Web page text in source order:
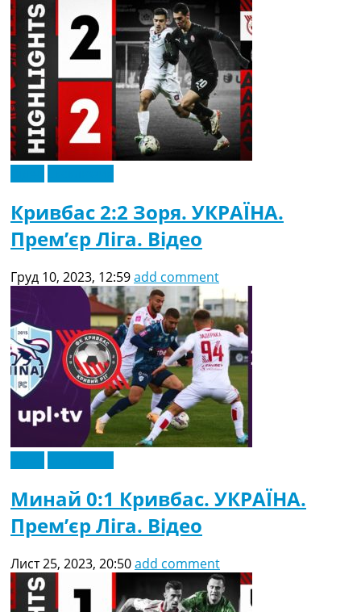
Кривбас 2:2 Зоря. УКРАЇНА.
Прем’єр Ліга. Відео
Груд 10, 2023, 12:59add comment
Минай 0:1 Кривбас. УКРАЇНА.
Прем’єр Ліга. Відео
Лист 25, 2023, 20:50add comment